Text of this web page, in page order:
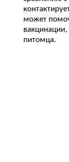
может
вакцинации,
питомца.